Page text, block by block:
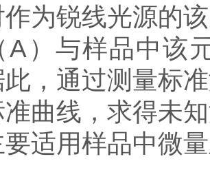
作为锐线光源的
A）与样品中该
，通过测量标
曲线，求得未
适用样品中微